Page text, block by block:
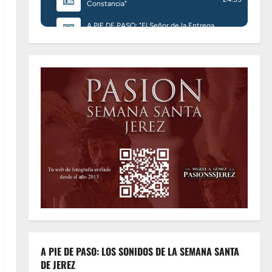
A PIE DE PASO: LOS SONIDOS DE LA SEMANA SANTA
DE JEREZ